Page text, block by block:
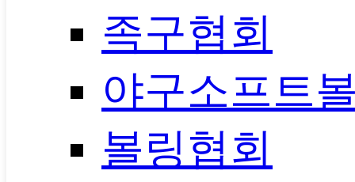
족구협회
야구소프트
볼링협회